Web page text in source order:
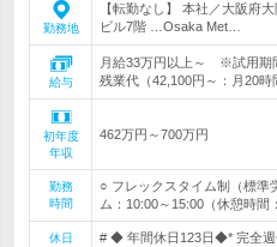
勤務地
【転勤なし】 本社／大阪府
ビル7階 …Osaka Met…
給与
月給33万円以上～ ※試用期
残業代（42,100円～：月20
初年度
年収
462万円～700万円
勤務
時間
○ フレックスタイム制（標
ム：10:00～15:00（休憩時間
休日
# ◆ 年間休日123日◆* 完全週